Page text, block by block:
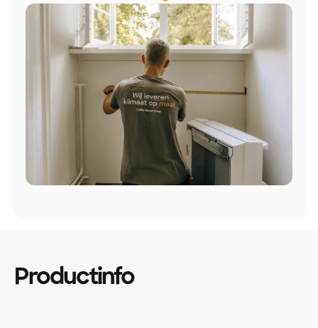
Productinfo